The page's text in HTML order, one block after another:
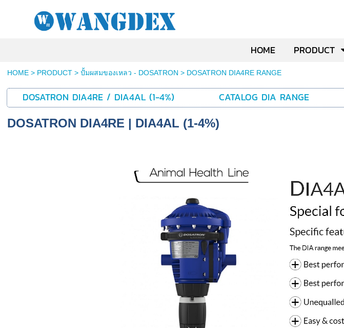
HOME PRODUCT
HOME> PRODUCT> ปั้มผสมของเหลว - DOSATRON > DOSATRON DIA4RE RANGE
DOSATRON DIA4RE / DIA4AL (1-4%)
CATALOG DIA RANGE
DOSATRON DIA4RE | DIA4AL (1-4%)